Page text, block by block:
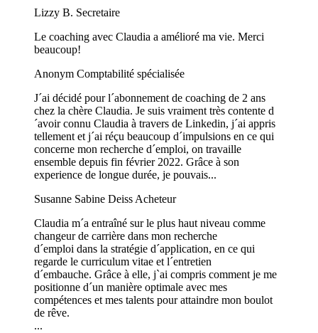
Lizzy B. Secretaire
Le coaching avec Claudia a amélioré ma vie. Merci
beaucoup!
Anonym Comptabilité spécialisée
J´ai décidé pour l´abonnement de coaching de 2 ans
chez la chère Claudia. Je suis vraiment très contente d
´avoir connu Claudia à travers de Linkedin, j´ai appris
tellement et j´ai réçu beaucoup d´impulsions en ce qui
concerne mon recherche d´emploi, on travaille
ensemble depuis fin février 2022. Grâce à son
experience de longue durée, je pouvais...
Susanne Sabine Deiss Acheteur
Claudia m´a entraîné sur le plus haut niveau comme
changeur de carrière dans mon recherche
d´emploi dans la stratégie d´application, en ce qui
regarde le curriculum vitae et l´entretien
d´embauche. Grâce à elle, j`ai compris comment je me
positionne d´un manière optimale avec mes
compétences et mes talents pour attaindre mon boulot
de rêve.
...